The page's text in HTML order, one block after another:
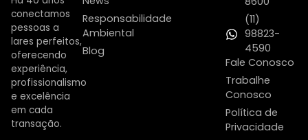
conectamos
pessoas a
lares perfeitos,
oferecendo
experiência,
profissionalismo
e excelência
em cada
transação.
Responsabilidade
Ambiental
Blog
(11)
98823-
4590
Fale Conosco
Trabalhe
Conosco
Política de
Privacidade